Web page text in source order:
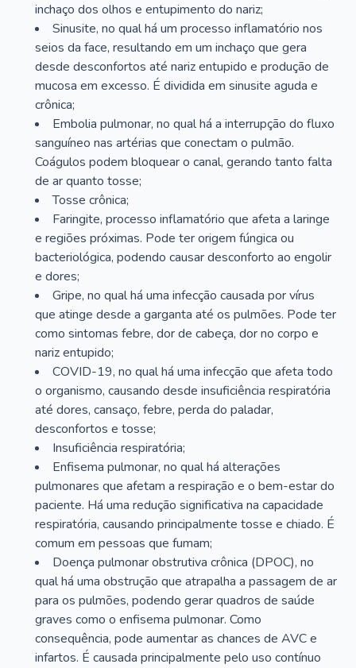
inchaço dos olhos e entupimento do nariz;
Sinusite, no qual há um processo inflamatório nos
seios da face, resultando em um inchaço que gera
desde desconfortos até nariz entupido e produção de
mucosa em excesso. É dividida em sinusite aguda e
crônica;
Embolia pulmonar, no qual há a interrupção do fluxo
sanguíneo nas artérias que conectam o pulmão.
Coágulos podem bloquear o canal, gerando tanto falta
de ar quanto tosse;
Tosse crônica;
Faringite, processo inflamatório que afeta a laringe
e regiões próximas. Pode ter origem fúngica ou
bacteriológica, podendo causar desconforto ao engolir
e dores;
Gripe, no qual há uma infecção causada por vírus
que atinge desde a garganta até os pulmões. Pode ter
como sintomas febre, dor de cabeça, dor no corpo e
nariz entupido;
COVID-19, no qual há uma infecção que afeta todo
o organismo, causando desde insuficiência respiratória
até dores, cansaço, febre, perda do paladar,
desconfortos e tosse;
Insuficiência respiratória;
Enfisema pulmonar, no qual há alterações
pulmonares que afetam a respiração e o bem-estar do
paciente. Há uma redução significativa na capacidade
respiratória, causando principalmente tosse e chiado. É
comum em pessoas que fumam;
Doença pulmonar obstrutiva crônica (DPOC), no
qual há uma obstrução que atrapalha a passagem de ar
para os pulmões, podendo gerar quadros de saúde
graves como o enfisema pulmonar. Como
consequência, pode aumentar as chances de AVC e
infartos. É causada principalmente pelo uso contínuo